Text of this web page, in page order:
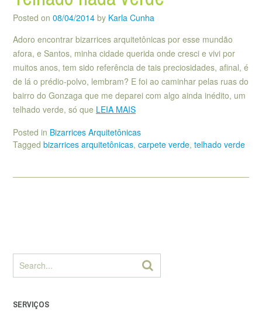
Posted on 08/04/2014 by Karla Cunha
Adoro encontrar bizarrices arquitetônicas por esse mundão
afora, e Santos, minha cidade querida onde cresci e vivi por
muitos anos, tem sido referência de tais preciosidades, afinal, é
de lá o prédio-polvo, lembram? E foi ao caminhar pelas ruas do
bairro do Gonzaga que me deparei com algo ainda inédito, um
telhado verde, só que LEIA MAIS
Posted in Bizarrices Arquitetônicas
Tagged bizarrices arquitetônicas, carpete verde, telhado verde
SERVIÇOS